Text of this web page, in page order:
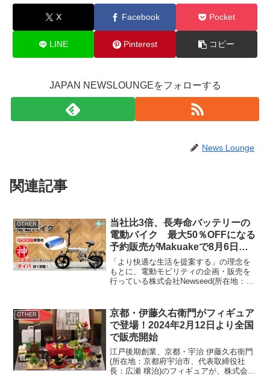
X Facebook Pocket
LINE Pinterest コピー
JAPAN NEWSLOUNGEをフォローする
News Lounge
関連記事
OTHER
当社比3倍、長寿命バッテリーの
電動バイク 最大50％OFFになる
予約販売がMakuakeで8月6日開
始
「より快適な生活を提案する」の理念を
もとに、電動モビリティの企画・販売を
行っている株式会社Newseed(所在地：東
転車)の予約販売受付を、応援購入サイト
「Mak...
OTHER
京都・伊藤久右衛門がフィギュア
で登場！2024年2月12日より全国
で販売開始
江戸後期創業、京都・宇治 伊藤久右衛門
(所在地：京都府宇治市、代表取締役社
長：広瀬 穣治)のフィギュアが、株式会社